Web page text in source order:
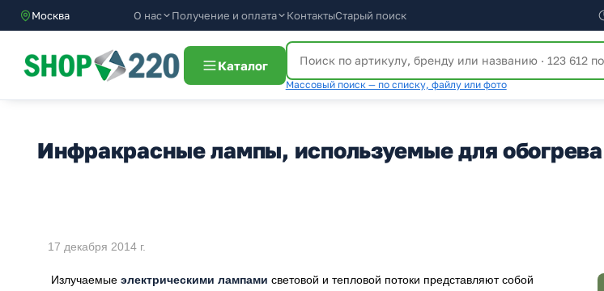
Москва О нас Получение и оплата КонтактыСтарый поиск
Каталог
Массовый поиск — по списку, файлу или фото
Инфракрасные лампы, используемые для обогрева
17 декабря 2014 г.
Излучаемые электрическими лампами световой и тепловой потоки представляют собой